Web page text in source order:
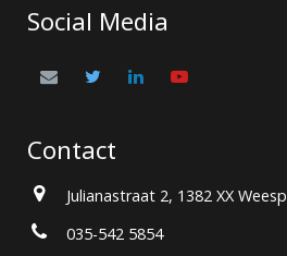
Social Media
Contact
Julianastraat 2, 1382 XX Weesp
035-542 5854